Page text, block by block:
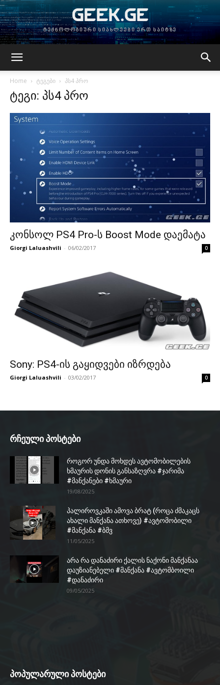
GEEK.GE
ტექნოლოგიური სიახლეები ერთ საიტზე
Home ტეგები პს4 პრო
ტეგი: პს4 პრო
კონსოლ PS4 Pro-ს Boost Mode დაემატა
Giorgi Laluashvili - 06/02/2017 0
Sony: PS4-ის გაყიდვები იზრდება
Giorgi Laluashvili - 03/02/2017 0
რჩეული პოსტები
როგორ უნდა მოხდეს ავტომობილების
ხმაურის დონის განსაზღვრა #ჯარიმა
#მანქანები #ხმაური
19/08/2025
პალიროვკაში ამოვა ბრატ (როცა ძმაკაცს
ახალი მანქანა ათხოვე) #ავტომობილი
#მანქანა #ბმვ
11/05/2025
არა რა დანაძირი ქალის ნაქონი მანქანაა
დაუზიანებელი #მანქანა #ავტომბოილი
#დანაძირი
09/05/2025
პოპულარული პოსტები